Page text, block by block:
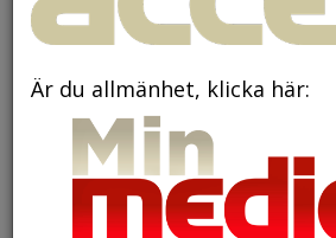
barnleukemi kan
fosterstadiet
Är du allmänhet, klicka här: